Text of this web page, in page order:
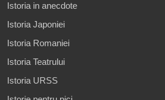
Istoria in anecdote
Istoria Japoniei
Istoria Romaniei
Istoria Teatrului
Istoria URSS